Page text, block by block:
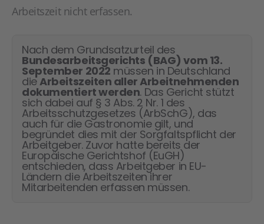
Arbeitszeit nicht erfassen.
Nach dem Grundsatzurteil des
Bundesarbeitsgerichts (BAG) vom 13.
September 2022 müssen in Deutschland
dieArbeitszeiten aller Arbeitnehmenden
dokumentiert werden. Das Gericht stützt
sich dabei auf § 3 Abs. 2 Nr. 1 des
Arbeitsschutzgesetzes (ArbSchG), das
auch für die Gastronomie gilt, und
begründet dies mit der Sorgfaltspflicht der
Arbeitgeber. Zuvor hatte bereits der
Europäische Gerichtshof (EuGH)
entschieden, dass Arbeitgeber in EU-
Ländern die Arbeitszeiten ihrer
Mitarbeitenden erfassen müssen.